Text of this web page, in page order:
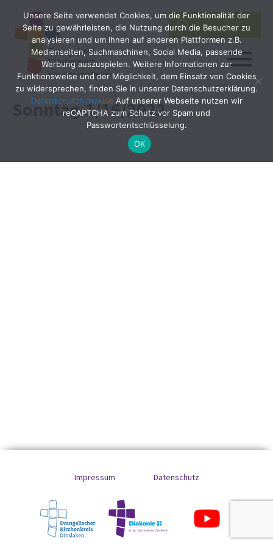
Search
for:
SEARCH
Sonntag-1/16/2022
Impressum Datenschutz
Unsere Seite verwendet Cookies, um die Funktionalität der
Seite zu gewährleisten, die Nutzung durch die Besucher zu
analysieren und um Ihnen auf anderen Plattformen z.B.
Medienseiten, Suchmaschinen, Social Media, passende
Werbung auszuspielen. Weitere Informationen zur
Funktionsweise und der Möglichkeit, dem Einsatz von Cookies
zu widersprechen, finden Sie in unserer Datenschutzerklärung.
Datenschutzhinweise Auf unserer Webseite nutzen wir
reCAPTCHA zum Schutz vor Spam und
Passwortentschlüsselung.
OK